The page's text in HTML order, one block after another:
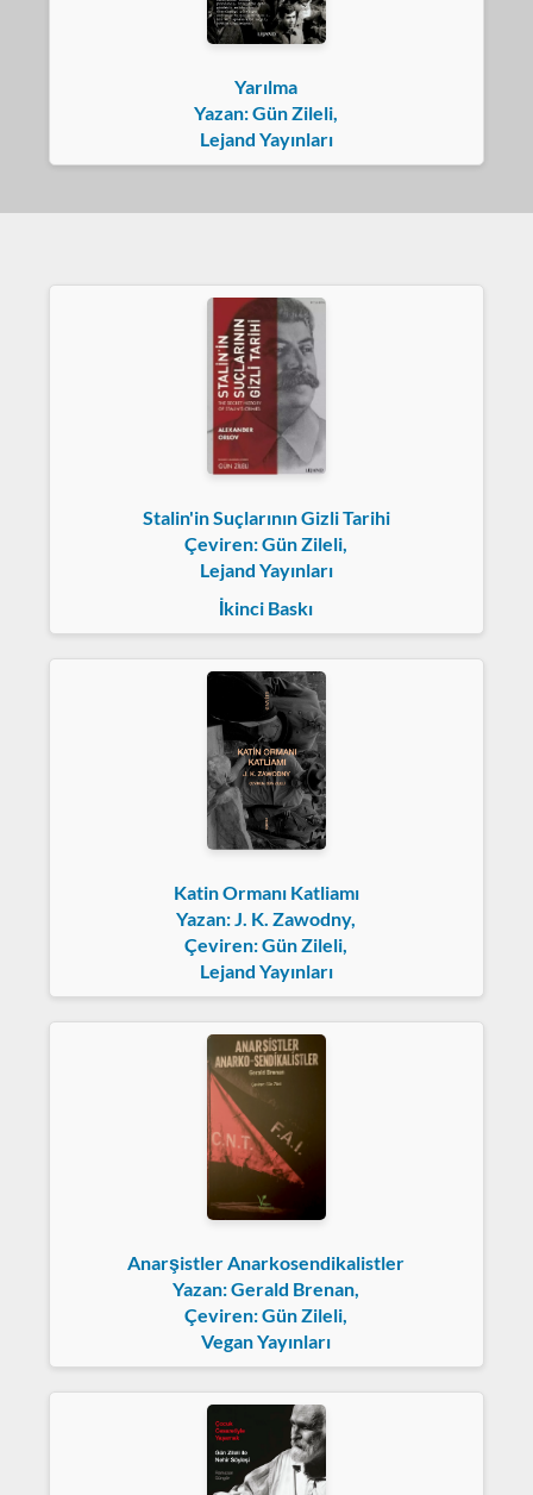
Yarılma
Yazan: Gün Zileli,
Lejand Yayınları
Stalin'in Suçlarının Gizli Tarihi
Çeviren: Gün Zileli,
Lejand Yayınları
İkinci Baskı
Katin Ormanı Katliamı
Yazan: J. K. Zawodny,
Çeviren: Gün Zileli,
Lejand Yayınları
Anarşistler Anarkosendikalistler
Yazan: Gerald Brenan,
Çeviren: Gün Zileli,
Vegan Yayınları